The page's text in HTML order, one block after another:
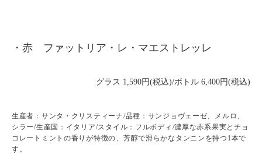
・赤 ファットリア・レ・マエストレッレ
グラス 1,590円(税込)/ボトル 6,400円(税込)
生産者：サンタ・クリスティーナ/品種：サンジョヴェーゼ、メルロ、
シラー/生産国：イタリア/スタイル：フルボディ/濃厚な赤系果実とチョ
コレートミントの香りが特徴の、芳醇で滑らかなタンニンを持つ1本で
す。